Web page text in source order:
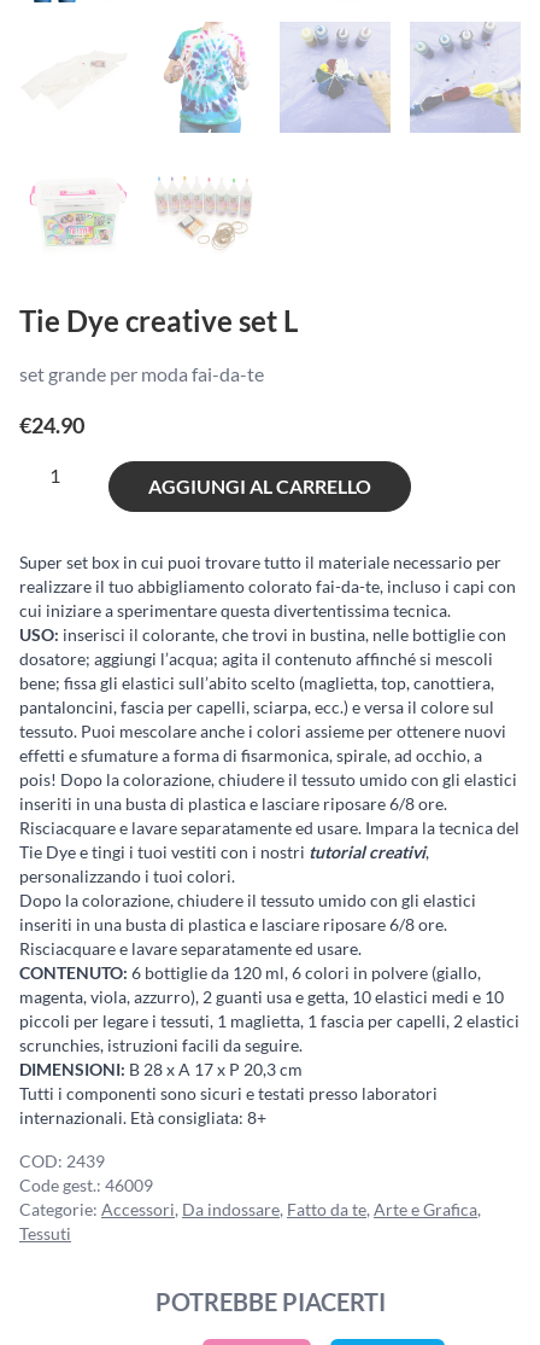
Tie Dye creative set L
set grande per moda fai-da-te
€24.90
set
L
quantità
AGGIUNGI AL CARRELLO
Super set box in cui puoi trovare tutto il materiale necessario per
realizzare il tuo abbigliamento colorato fai-da-te, incluso i capi con
cui iniziare a sperimentare questa divertentissima tecnica.
USO: inserisci il colorante, che trovi in bustina, nelle bottiglie con
dosatore; aggiungi l’acqua; agita il contenuto affinché si mescoli
bene; fissa gli elastici sull’abito scelto (maglietta, top, canottiera,
pantaloncini, fascia per capelli, sciarpa, ecc.) e versa il colore sul
tessuto. Puoi mescolare anche i colori assieme per ottenere nuovi
effetti e sfumature a forma di fisarmonica, spirale, ad occhio, a
pois! Dopo la colorazione, chiudere il tessuto umido con gli elastici
inseriti in una busta di plastica e lasciare riposare 6/8 ore.
Risciacquare e lavare separatamente ed usare. Impara la tecnica del
Tie Dye e tingi i tuoi vestiti con i nostri tutorial creativi,
personalizzando i tuoi colori.
Dopo la colorazione, chiudere il tessuto umido con gli elastici
inseriti in una busta di plastica e lasciare riposare 6/8 ore.
Risciacquare e lavare separatamente ed usare.
CONTENUTO: 6 bottiglie da 120 ml, 6 colori in polvere (giallo,
magenta, viola, azzurro), 2 guanti usa e getta, 10 elastici medi e 10
piccoli per legare i tessuti, 1 maglietta, 1 fascia per capelli, 2 elastici
scrunchies, istruzioni facili da seguire.
DIMENSIONI: B 28 x A 17 x P 20,3 cm
Tutti i componenti sono sicuri e testati presso laboratori
internazionali. Età consigliata: 8+
COD: 2439
Code gest.: 46009
Categorie: Accessori, Da indossare, Fatto da te, Arte e Grafica,
Tessuti
POTREBBE PIACERTI